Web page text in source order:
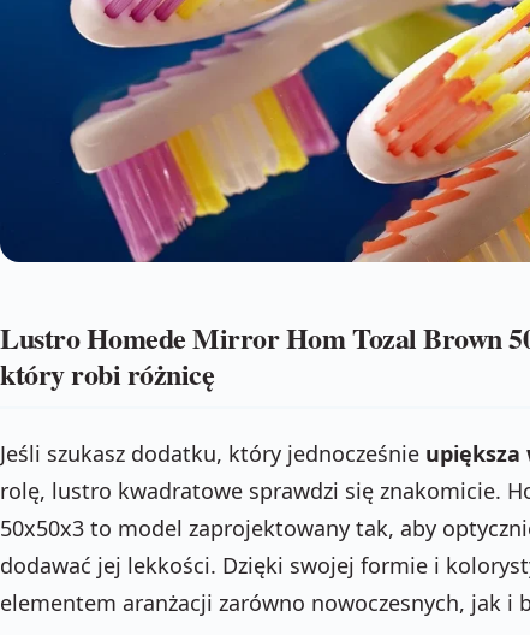
Lustro Homede Mirror Hom Tozal Brown
który robi różnicę
Jeśli szukasz dodatku, który jednocześnie upiększa
rolę, lustro kwadratowe sprawdzi się znakomicie.
50x50x3 to model zaprojektowany tak, aby
dodawać jej lekkości. Dzięki swojej formie i
elementem aranżacji zarówno nowoczesnych, jak i